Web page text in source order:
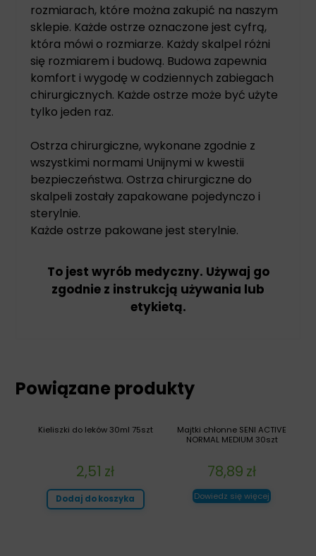
rozmiarach, które można zakupić na naszym
sklepie. Każde ostrze oznaczone jest cyfrą,
która mówi o rozmiarze. Każdy skalpel różni
się rozmiarem i budową. Budowa zapewnia
komfort i wygodę w codziennych zabiegach
chirurgicznych. Każde ostrze może być użyte
tylko jeden raz.
Ostrza chirurgiczne, wykonane zgodnie z
wszystkimi normami Unijnymi w kwestii
bezpieczeństwa. Ostrza chirurgiczne do
skalpeli zostały zapakowane pojedynczo i
sterylnie.
Każde ostrze pakowane jest sterylnie.
To jest wyrób medyczny. Używaj go
zgodnie z instrukcją używania lub
etykietą.
Powiązane produkty
Majtki chłonne SENI ACTIVE
NORMAL MEDIUM 30szt
78,89 zł
Dowiedz się więcej
Kieliszki do leków 30ml 75szt
2,51 zł
Dodaj do koszyka